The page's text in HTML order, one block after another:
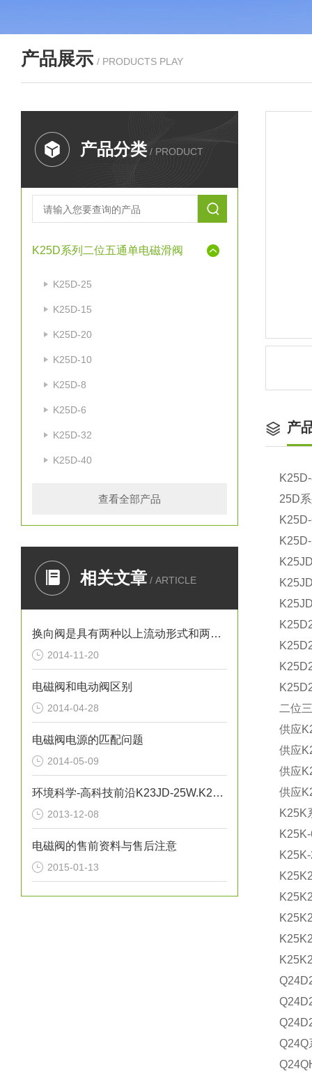
产品展示 / PRODUCTS PLAY
产品分类 / PRODUCT
K25D系列二位五通单电磁滑阀
K25D-25
K25D-15
K25D-20
K25D-10
K25D-8
K25D-6
K25D-32
K25D-40
查看全部产品
相关文章 / ARTICLE
换向阀是具有两种以上流动形式和两个以上油口的方向控制阀
2014-11-20
电磁阀和电动阀区别
2014-04-28
电磁阀电源的匹配问题
2014-05-09
环境科学-高科技前沿K23JD-25W.K23JD-15W.K23JSD-L15
2013-12-08
电磁阀的售前资料与售后注意
2015-01-13
产
25D
二位
供应
供应
供应
供应
K25K
Q24Q